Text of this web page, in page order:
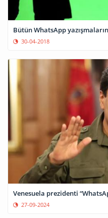
Bütün WhatsApp
30-04-2018
Venesuela prezidenti
27-09-2024